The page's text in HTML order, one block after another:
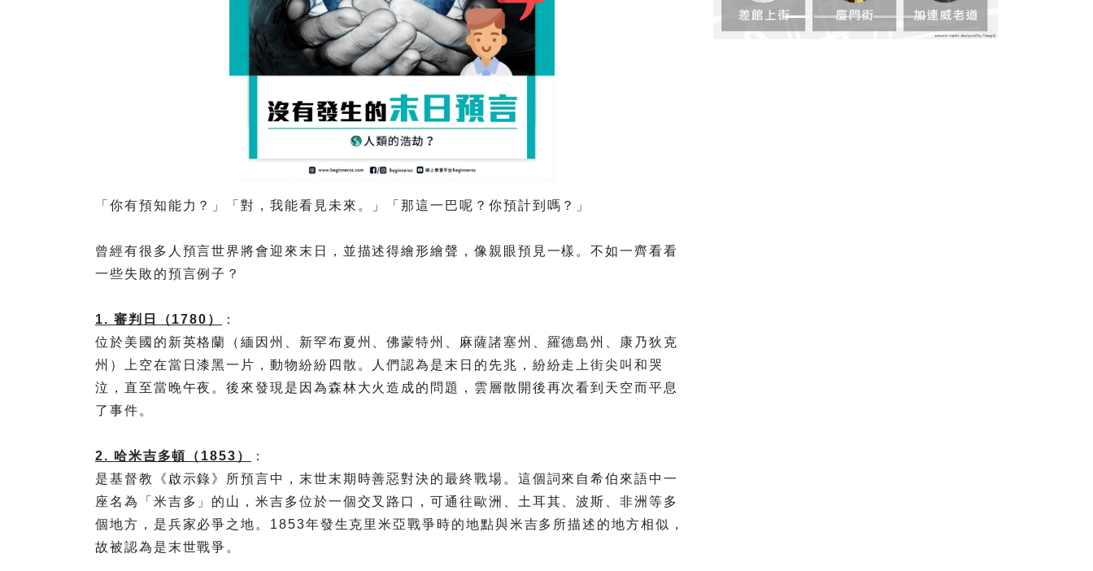
「你有預知能力？」「對，我能看見未來。」「那這一巴呢？你預計到嗎？」
曾經有很多人預言世界將會迎來末日，並描述得繪形繪聲，像親眼預見一樣。不如一齊看看
一些失敗的預言例子？
1. 審判日（1780）
：
位於美國的新英格蘭（緬因州、新罕布夏州、佛蒙特州、麻薩諸塞州、羅德島州、康乃狄克
州）上空在當日漆黑一片，動物紛紛四散。人們認為是末日的先兆，紛紛走上街尖叫和哭
泣，直至當晚午夜。後來發現是因為森林大火造成的問題，雲層散開後再次看到天空而平息
了事件。
2. 哈米吉多頓（1853）
：
是基督教《啟示錄》所預言中，末世末期時善惡對決的最終戰場。這個詞來自希伯來語中一
座名為「米吉多」的山，米吉多位於一個交叉路口，可通往歐洲、土耳其、波斯、非洲等多
個地方，是兵家必爭之地。1853年發生克里米亞戰爭時的地點與米吉多所描述的地方相似，
故被認為是末世戰爭。